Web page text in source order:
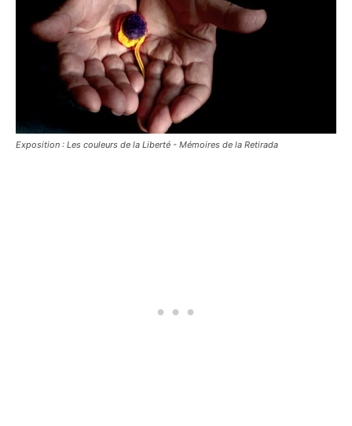
Exposition : Les couleurs de la Liberté - Mémoires de la Retirada